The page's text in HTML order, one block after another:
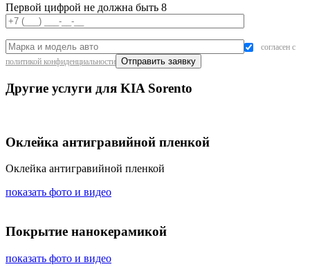
Первой цифрой не должна быть 8
согласен с
политикой конфиденциальности
Другие услуги для KIA Sorento
Оклейка антигравийной пленкой
Оклейка антигравийной пленкой
показать фото и видео
Покрытие нанокерамикой
показать фото и видео